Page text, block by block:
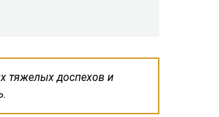
тяжелых доспехов и